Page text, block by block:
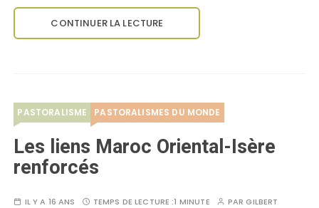
CONTINUER LA LECTURE
PASTORALISME PASTORALISMES DU MONDE
Les liens Maroc Oriental-Isère
renforcés
IL Y A 16 ANS TEMPS DE LECTURE :1 MINUTE PARGILBERT